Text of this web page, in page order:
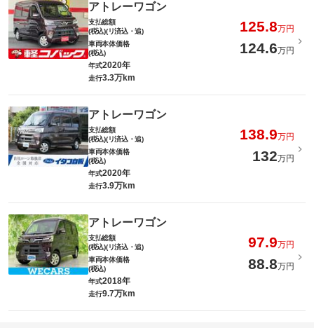
アトレーワゴン
支払総額
(税込)(リ済込・追)
125.8万円
車両本体価格
(税込)
124.6万円
年式2020年
走行3.3万km
アトレーワゴン
支払総額
(税込)(リ済込・追)
138.9万円
車両本体価格
(税込)
132万円
年式2020年
走行3.9万km
アトレーワゴン
支払総額
(税込)(リ済込・追)
97.9万円
車両本体価格
(税込)
88.8万円
年式2018年
走行9.7万km